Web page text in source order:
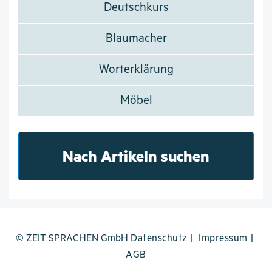
Deutschkurs
Blaumacher
Worterklärung
Möbel
Nach Artikeln suchen
© ZEIT SPRACHEN GmbH Datenschutz
Impressum
AGB